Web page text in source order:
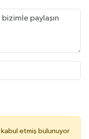
kabul etmiş bulunuyor